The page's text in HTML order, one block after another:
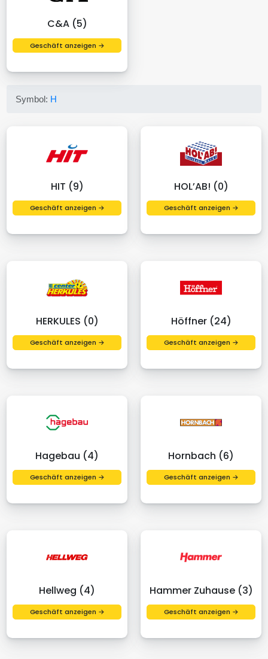
C&A (5)
Geschäft anzeigen →
Symbol: H
HIT (9)
Geschäft anzeigen →
HOL’AB! (0)
Geschäft anzeigen →
HERKULES (0)
Geschäft anzeigen →
Höffner (24)
Geschäft anzeigen →
Hagebau (4)
Geschäft anzeigen →
Hornbach (6)
Geschäft anzeigen →
Hellweg (4)
Geschäft anzeigen →
Hammer Zuhause (3)
Geschäft anzeigen →